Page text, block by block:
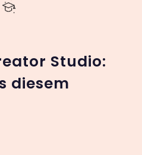
Studio:
diesem